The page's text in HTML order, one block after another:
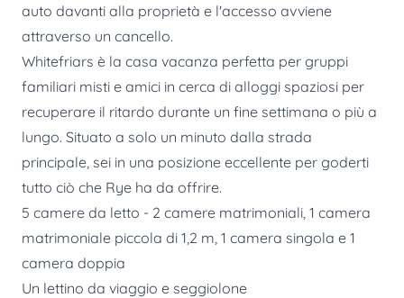
auto davanti alla proprietà e l'accesso avviene
attraverso un cancello.
Whitefriars è la casa vacanza perfetta per gruppi
familiari misti e amici in cerca di alloggi spaziosi per
recuperare il ritardo durante un fine settimana o più a
lungo. Situato a solo un minuto dalla strada
principale, sei in una posizione eccellente per goderti
tutto ciò che Rye ha da offrire.
5 camere da letto - 2 camere matrimoniali, 1 camera
matrimoniale piccola di 1,2 m, 1 camera singola e 1
camera doppia
Un lettino da viaggio e seggiolone